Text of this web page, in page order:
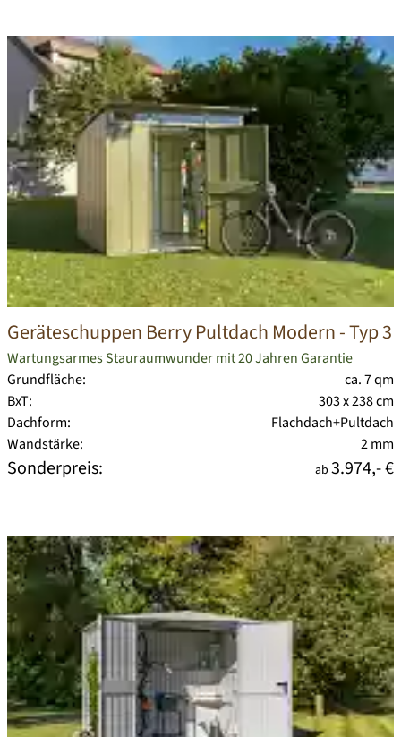
Geräteschuppen Berry Pultdach Modern - Typ 3
Wartungsarmes Stauraumwunder mit 20 Jahren Garantie
Grundfläche:
ca. 7 qm
BxT:
303 x 238 cm
Dachform:
Flachdach+Pultdach
Wandstärke:
2 mm
Sonderpreis: ab 3.974,- €